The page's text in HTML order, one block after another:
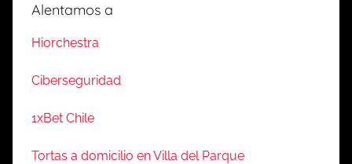
Alentamos a
Hiorchestra
Ciberseguridad
1xBet Chile
Tortas a domicilio en Villa del Parque